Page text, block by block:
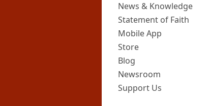
News & Knowledge
Statement of Faith
Mobile App
Store
Blog
Newsroom
Support Us